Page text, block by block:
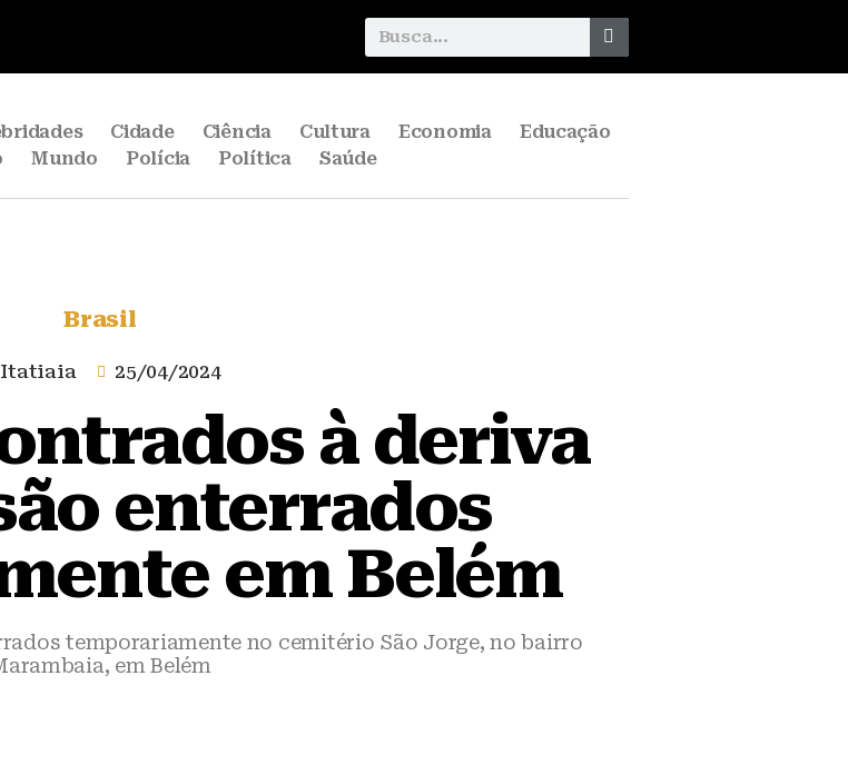
Cidade Ciência Cultura Economia
Educação
Mundo Polícia Política Saúde
Brasil
Itatiaia 25/04/2024
à deriva
enterrados
em Belém
temporariamente no cemitério São Jorge, no bairro
em Belém